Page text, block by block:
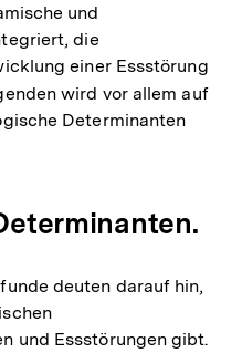
und
die
einer Essstörung
wird vor allem auf
Determinanten
deuten darauf hin,
und Essstörungen gibt.